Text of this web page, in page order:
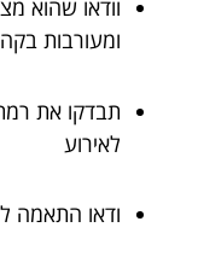
וודאו שהוא
ומעורבות
תבדקו את
לאירוע
ודאו התאמה